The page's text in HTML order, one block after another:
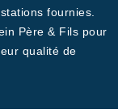
fournies.
Père & Fils pour
qualité de